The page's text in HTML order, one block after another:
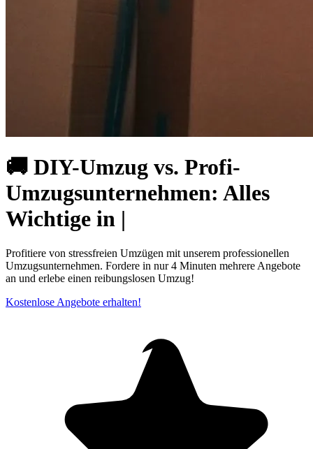
🚚 DIY-Umzug vs. Profi-
Umzugsunternehmen: Alles
Wichtige in |
Profitiere von stressfreien Umzügen mit unserem professionellen
Umzugsunternehmen. Fordere in nur 4 Minuten mehrere Angebote
an und erlebe einen reibungslosen Umzug!
Kostenlose Angebote erhalten!